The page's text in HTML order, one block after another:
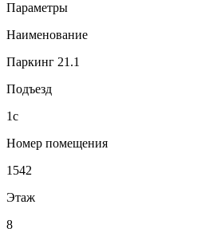
Параметры
Наименование
Паркинг 21.1
Подъезд
1с
Номер помещения
1542
Этаж
8